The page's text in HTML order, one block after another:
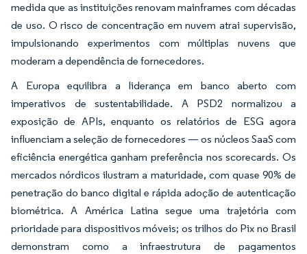
medida que as instituições renovam mainframes com décadas
de uso. O risco de concentração em nuvem atrai supervisão,
impulsionando experimentos com múltiplas nuvens que
moderam a dependência de fornecedores.
A Europa equilibra a liderança em banco aberto com
imperativos de sustentabilidade. A PSD2 normalizou a
exposição de APIs, enquanto os relatórios de ESG agora
influenciam a seleção de fornecedores — os núcleos SaaS com
eficiência energética ganham preferência nos scorecards. Os
mercados nórdicos ilustram a maturidade, com quase 90% de
penetração do banco digital e rápida adoção de autenticação
biométrica. A América Latina segue uma trajetória com
prioridade para dispositivos móveis; os trilhos do Pix no Brasil
demonstram como a infraestrutura de pagamentos